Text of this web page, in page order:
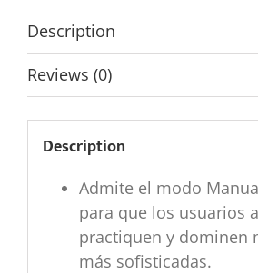
Description
Reviews (0)
Description
Admite el modo
para que los usuarios
practiquen y dominen
más sofisticadas.